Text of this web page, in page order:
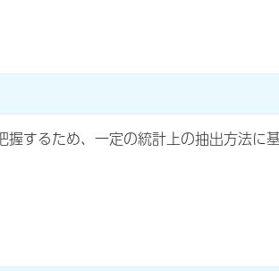
握するため、一定の統計上の抽出方法に